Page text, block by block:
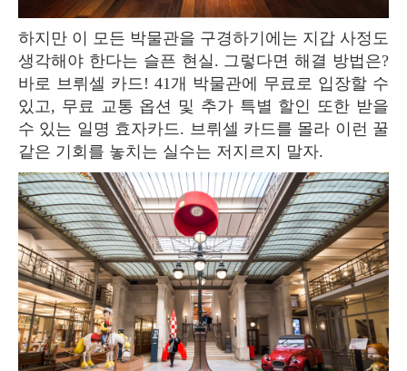
하지만 이 모든 박물관을 구경하기에는 지갑 사정도
생각해야 한다는 슬픈 현실. 그렇다면 해결 방법은?
바로 브뤼셀 카드! 41개 박물관에 무료로 입장할 수
있고, 무료 교통 옵션 및 추가 특별 할인 또한 받을
수 있는 일명 효자카드. 브뤼셀 카드를 몰라 이런 꿀
같은 기회를 놓치는 실수는 저지르지 말자.